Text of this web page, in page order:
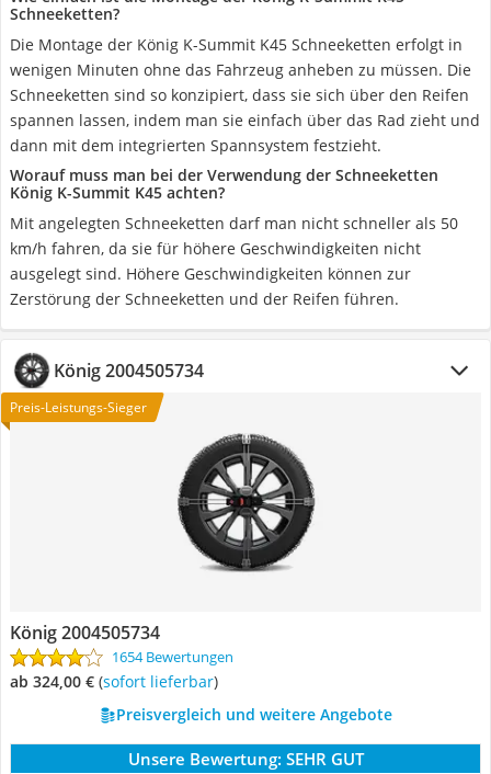
Schneeketten?
Die Montage der König K-Summit K45 Schneeketten erfolgt in
wenigen Minuten ohne das Fahrzeug anheben zu müssen. Die
Schneeketten sind so konzipiert, dass sie sich über den Reifen
spannen lassen, indem man sie einfach über das Rad zieht und
dann mit dem integrierten Spannsystem festzieht.
Worauf muss man bei der Verwendung der Schneeketten
König K-Summit K45 achten?
Mit angelegten Schneeketten darf man nicht schneller als 50
km/h fahren, da sie für höhere Geschwindigkeiten nicht
ausgelegt sind. Höhere Geschwindigkeiten können zur
Zerstörung der Schneeketten und der Reifen führen.
König 2004505734
Preis-Leistungs-Sieger
König 2004505734
1654 Bewertungen
ab 324,00 € ( Sofort lieferbar)
Preisvergleich und weitere Angebote
Unsere Bewertung: SEHR GUT